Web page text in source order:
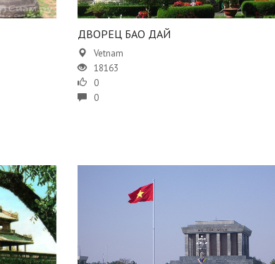
ДВОРЕЦ БАО ДАЙ
Vetnam
18163
0
0